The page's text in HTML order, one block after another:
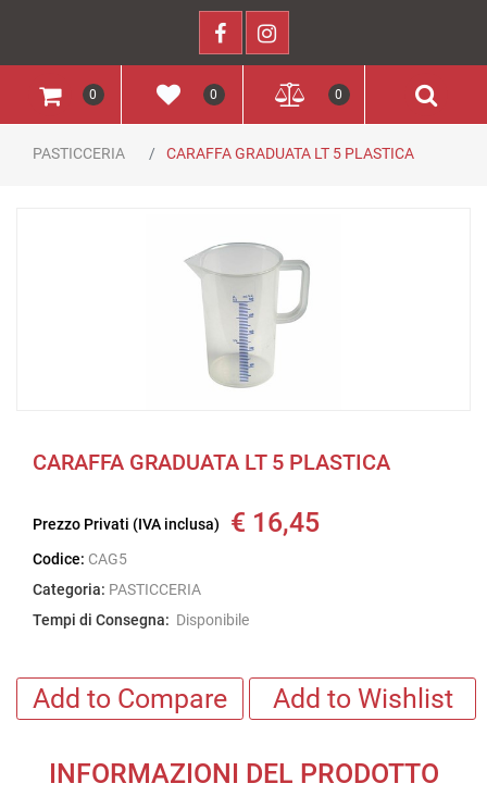
0 0 0
PASTICCERIA CARAFFA GRADUATA LT 5 PLASTICA
CARAFFA GRADUATA LT 5 PLASTICA
Prezzo Privati (IVA inclusa) € 16,45
Codice: CAG5
Categoria: PASTICCERIA
Tempi di Consegna: Disponibile
Add to Compare Add to Wishlist
INFORMAZIONI DEL PRODOTTO